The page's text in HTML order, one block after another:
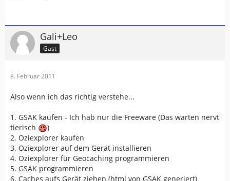
Gali+Leo
Gast
8. Februar 2011
Also wenn ich das richtig verstehe...
1. GSAK kaufen - Ich hab nur die Freeware (Das warten nervt
tierisch
)
2. Oziexplorer kaufen
3. Oziexplorer auf dem Gerät installieren
4. Oziexplorer für Geocaching programmieren
5. GSAK programmieren
6. Caches aufs Gerät ziehen (html von GSAK generiert)